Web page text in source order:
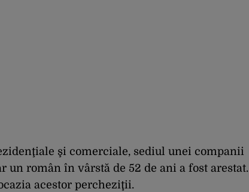
şi comerciale, sediul unei companii
un român în vârstă de 52 de ani a fost arestat.
acestor percheziţii.